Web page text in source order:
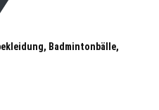
Badmintonbälle,